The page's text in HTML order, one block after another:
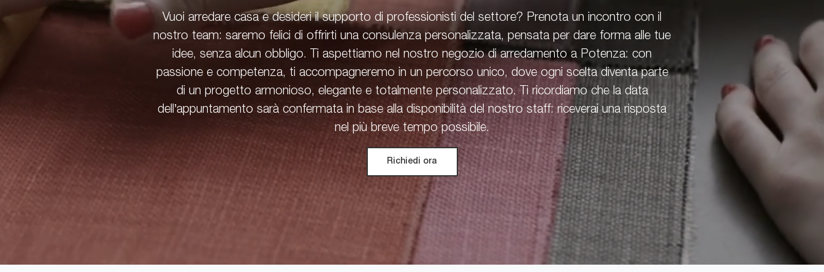
Vuoi arredare casa e desideri il supporto di professionisti del settore? Prenota un incontro con il
nostro team: saremo felici di offrirti una consulenza personalizzata, pensata per dare forma alle tue
idee, senza alcun obbligo. Ti aspettiamo nel nostro negozio di arredamento a Potenza: con
passione e competenza, ti accompagneremo in un percorso unico, dove ogni scelta diventa parte
di un progetto armonioso, elegante e totalmente personalizzato. Ti ricordiamo che la data
dell’appuntamento sarà confermata in base alla disponibilità del nostro staff: riceverai una risposta
nel più breve tempo possibile.
Richiedi ora